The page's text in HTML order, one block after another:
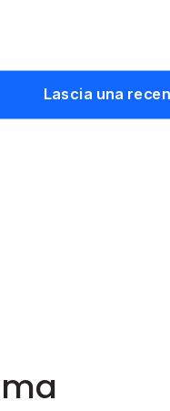
Lascia una
Formacenter è